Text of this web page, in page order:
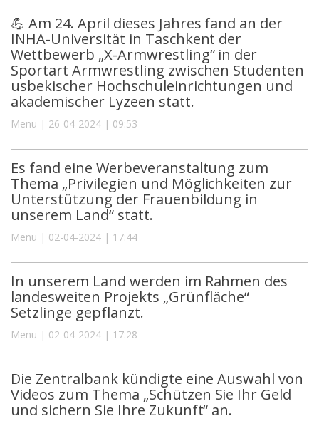
💪 Am 24. April dieses Jahres fand an der
INHA-Universität in Taschkent der
Wettbewerb „X-Armwrestling“ in der
Sportart Armwrestling zwischen Studenten
usbekischer Hochschuleinrichtungen und
akademischer Lyzeen statt.
Menu | 26-04-2024 | 09:53
Es fand eine Werbeveranstaltung zum
Thema „Privilegien und Möglichkeiten zur
Unterstützung der Frauenbildung in
unserem Land“ statt.
Menu | 02-04-2024 | 17:44
In unserem Land werden im Rahmen des
landesweiten Projekts „Grünfläche“
Setzlinge gepflanzt.
Menu | 02-04-2024 | 17:28
Die Zentralbank kündigte eine Auswahl von
Videos zum Thema „Schützen Sie Ihr Geld
und sichern Sie Ihre Zukunft“ an.